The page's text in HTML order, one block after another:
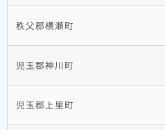
秩父郡横瀬町
児玉郡神川町
児玉郡上里町